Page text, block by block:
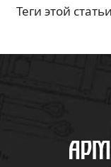
Теги этой